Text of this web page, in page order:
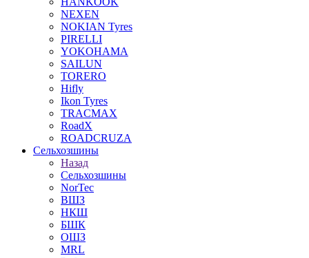
NEXEN
NOKIAN Tyres
PIRELLI
YOKOHAMA
SAILUN
TORERO
Hifly
Ikon Tyres
TRACMAX
RoadX
ROADCRUZA
Сельхозшины
Назад
Сельхозшины
NorTec
ВШЗ
НКШ
БШК
ОШЗ
MRL